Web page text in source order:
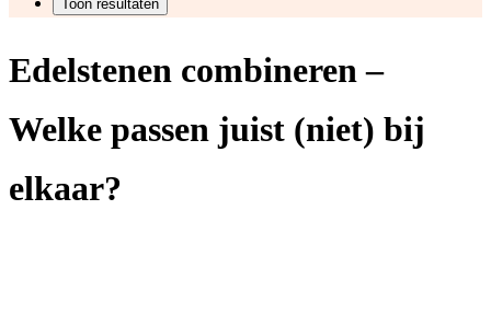
Edelstenen combineren –
Welke passen juist (niet) bij
elkaar?